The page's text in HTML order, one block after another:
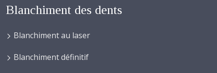
Blanchiment des dents
Blanchiment au laser
Blanchiment définitif